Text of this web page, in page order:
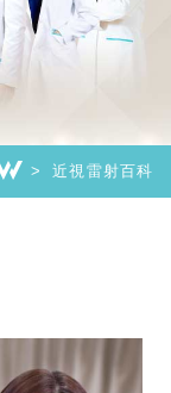
近視雷射百科